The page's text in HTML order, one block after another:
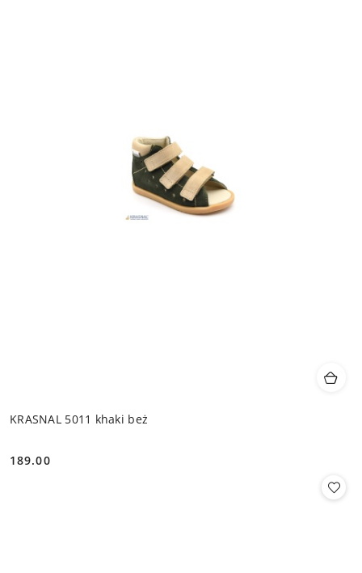
KRASNAL 5011 khaki beż
Cena:
189.00